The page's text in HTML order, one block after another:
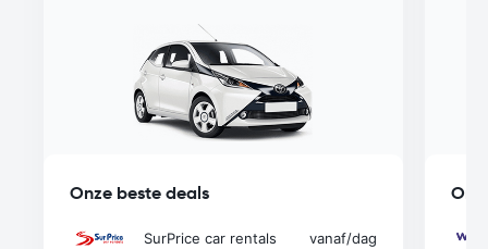
Onze beste deals
SurPrice car rentals vanaf/dag